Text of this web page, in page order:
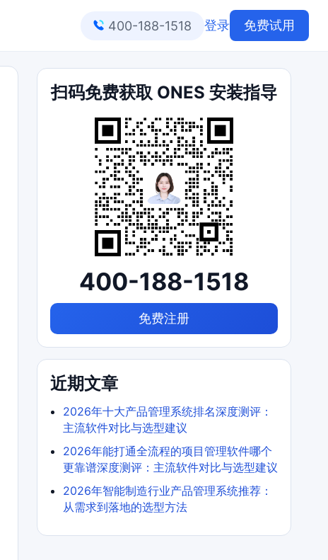
400-188-1518 登录 免费试用
扫码免费获取 ONES 安装指导
400-188-1518
免费注册
近期文章
2026年十大产品管理系统排名深度测评：
主流软件对比与选型建议
2026年能打通全流程的项目管理软件哪个
更靠谱深度测评：主流软件对比与选型建议
2026年智能制造行业产品管理系统推荐：
从需求到落地的选型方法